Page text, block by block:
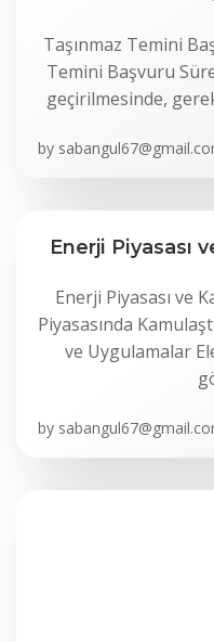
Taşınmaz Temini
Temini Başvuru
geçirilmesinde,
by
Enerji Piyasası
Enerji Piyasası ve
Piyasasında
ve Uygulamalar
by